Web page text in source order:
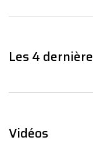
Les 4
Vidéos